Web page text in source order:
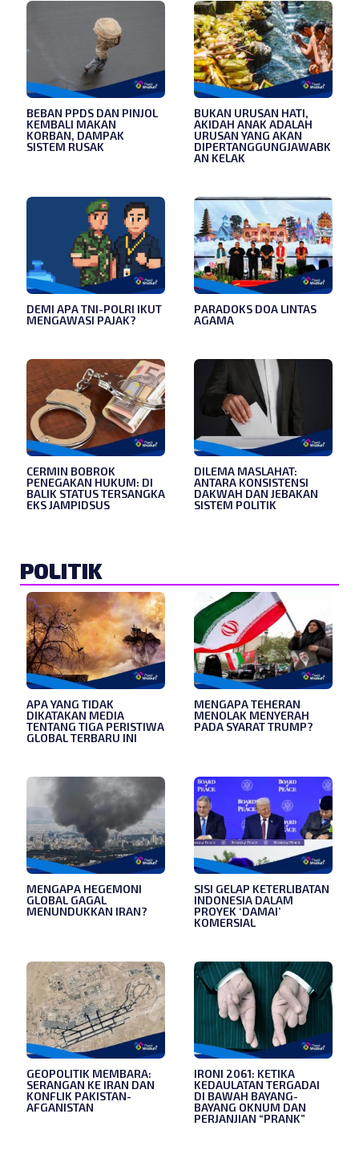
BEBAN PPDS DAN PINJOL
KEMBALI MAKAN
KORBAN, DAMPAK
SISTEM RUSAK
BUKAN URUSAN HATI,
AKIDAH ANAK ADALAH
URUSAN YANG AKAN
DIPERTANGGUNGJAWABK
AN KELAK
DEMI APA TNI-POLRI IKUT
MENGAWASI PAJAK?
PARADOKS DOA LINTAS
AGAMA
CERMIN BOBROK
PENEGAKAN HUKUM: DI
BALIK STATUS TERSANGKA
EKS JAMPIDSUS
DILEMA MASLAHAT:
ANTARA KONSISTENSI
DAKWAH DAN JEBAKAN
SISTEM POLITIK
POLITIK
APA YANG TIDAK
DIKATAKAN MEDIA
TENTANG TIGA PERISTIWA
GLOBAL TERBARU INI
MENGAPA TEHERAN
MENOLAK MENYERAH
PADA SYARAT TRUMP?
MENGAPA HEGEMONI
GLOBAL GAGAL
MENUNDUKKAN IRAN?
SISI GELAP KETERLIBATAN
INDONESIA DALAM
PROYEK ‘DAMAI’
KOMERSIAL
GEOPOLITIK MEMBARA:
SERANGAN KE IRAN DAN
KONFLIK PAKISTAN-
AFGANISTAN
IRONI 2061: KETIKA
KEDAULATAN TERGADAI
DI BAWAH BAYANG-
BAYANG OKNUM DAN
PERJANJIAN “PRANK”